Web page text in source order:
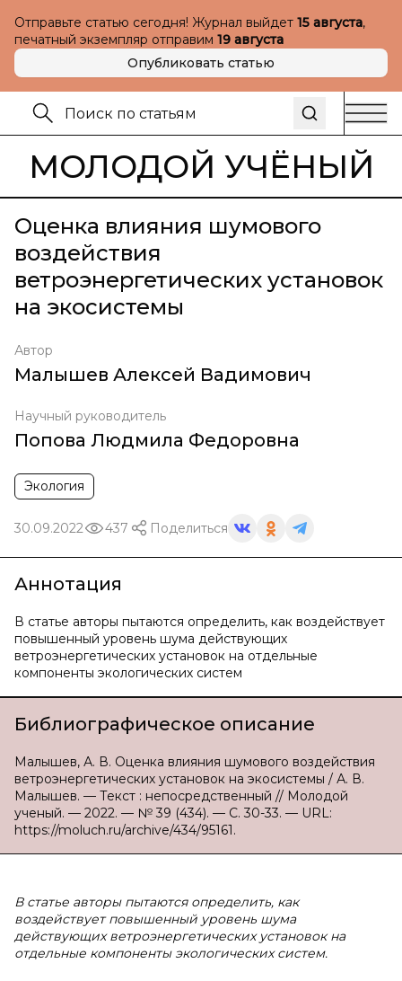
Отправьте статью сегодня! Журнал выйдет 15 августа,
печатный экземпляр отправим 19 августа
Опубликовать статью
МОЛОДОЙ УЧЁНЫЙ
Оценка влияния шумового
воздействия
ветроэнергетических установок
на экосистемы
Автор
Малышев Алексей Вадимович
Научный руководитель
Попова Людмила Федоровна
Экология
30.09.2022 437 Поделиться
Аннотация
В статье авторы пытаются определить, как воздействует
повышенный уровень шума действующих
ветроэнергетических установок на отдельные
компоненты экологических систем
Библиографическое описание
Малышев, А. В. Оценка влияния шумового воздействия
ветроэнергетических установок на экосистемы / А. В.
Малышев. — Текст : непосредственный // Молодой
ученый. — 2022. — № 39 (434). — С. 30-33. — URL:
https://moluch.ru/archive/434/95161.
В статье авторы пытаются определить, как
воздействует повышенный уровень шума
действующих ветроэнергетических установок на
отдельные компоненты экологических систем.